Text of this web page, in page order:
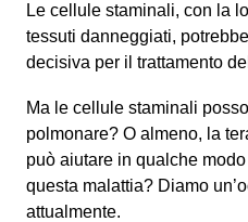
Le cellule staminali, con la
tessuti danneggiati,
decisiva per il trattamento
Ma le cellule staminali
polmonare? O almeno, la
può aiutare in qualche
questa malattia? Diamo
attualmente.